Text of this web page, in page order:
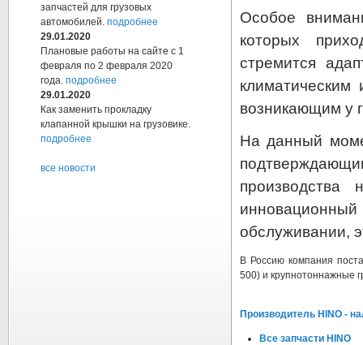
Особое
которых
стремится
возникающим у
На данный
обслуживании,
В Россию компания
500) и крупнотоннажные
Производитель HINO -
Все запчасти HINO
запчастей для грузовых
автомобилей. подробнее
29.01.2020
Плановые работы на сайте с 1
февраля по 2 февраля 2020
года. подробнее
29.01.2020
Как заменить прокладку
клапанной крышки на грузовике.
подробнее
все новости